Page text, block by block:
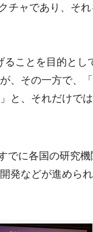
チャであり、そ
ることを目的と
、その一方で、
と、それだけで
に各国の研究機
発などが進められ